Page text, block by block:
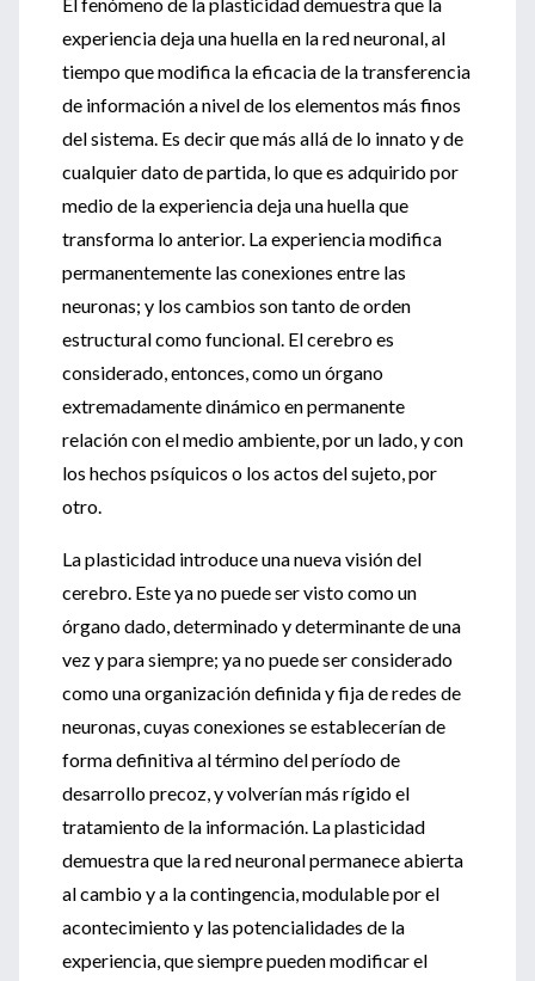
experiencia deja una huella en la red neuronal, al
tiempo que modifica la eficacia de la transferencia
de información a nivel de los elementos más finos
del sistema. Es decir que más allá de lo innato y de
cualquier dato de partida, lo que es adquirido por
medio de la experiencia deja una huella que
transforma lo anterior. La experiencia modifica
permanentemente las conexiones entre las
neuronas; y los cambios son tanto de orden
estructural como funcional. El cerebro es
considerado, entonces, como un órgano
extremadamente dinámico en permanente
relación con el medio ambiente, por un lado, y con
los hechos psíquicos o los actos del sujeto, por
otro.
La plasticidad introduce una nueva visión del
cerebro. Este ya no puede ser visto como un
órgano dado, determinado y determinante de una
vez y para siempre; ya no puede ser considerado
como una organización definida y fija de redes de
neuronas, cuyas conexiones se establecerían de
forma definitiva al término del período de
desarrollo precoz, y volverían más rígido el
tratamiento de la información. La plasticidad
demuestra que la red neuronal permanece abierta
al cambio y a la contingencia, modulable por el
acontecimiento y las potencialidades de la
experiencia, que siempre pueden modificar el